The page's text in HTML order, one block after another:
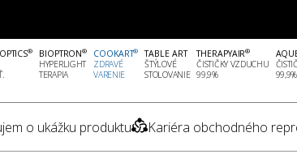
® BIOPTRON®
HYPERLIGHT
TERAPIA
COOKART®
ZDRAVÉ
VARENIE
TABLE ART
ŠTÝLOVÉ
STOLOVANIE
THERAPYAIR®
ČISTIČKY VZDUCHU
99,9%
99,9%
o ukážku produktu Kariéra obchodného